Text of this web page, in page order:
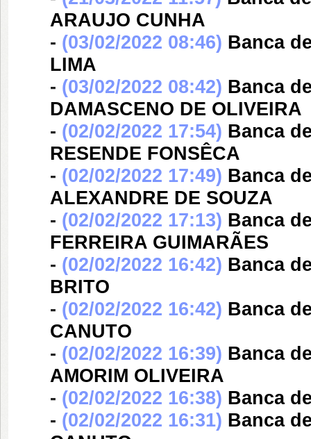
ARAUJO CUNHA
- (03/02/2022 08:46) Banca
LIMA
- (03/02/2022 08:42) Banca
DAMASCENO DE OLIVEIRA
- (02/02/2022 17:54) Banca
RESENDE FONSÊCA
- (02/02/2022 17:49) Banca
ALEXANDRE DE SOUZA
- (02/02/2022 17:13) Banca
FERREIRA GUIMARÃES
- (02/02/2022 16:42) Banca
BRITO
- (02/02/2022 16:42) Banca
CANUTO
- (02/02/2022 16:39) Banca
AMORIM OLIVEIRA
- (02/02/2022 16:38) Banca
- (02/02/2022 16:31) Banca